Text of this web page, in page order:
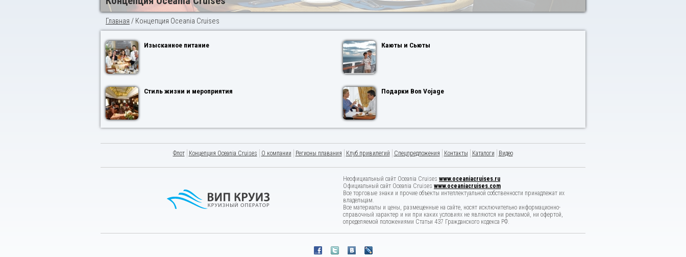
Главная / Концепция Oceania Cruises
Изысканное питание Каюты и Сьюты
Стиль жизни и мероприятия Подарки Bon Vojage
Флот Концепция Oceania Cruises О компании Регионы плавания Клуб привилегий Спецпредложения Контакты Каталоги Видео
Неофициальный сайт Oceania Cruises www.oceaniacruises.ru
Официальный сайт Oceania Cruises www.oceaniacruises.com
Все торговые знаки и прочие объекты интеллектуальной собственности принадлежат их
владельцам.
Все материалы и цены, размещенные на сайте, носят исключительно информационно-
справочный характер и ни при каких условиях не являются ни рекламой, ни офертой,
определяемой положениями Статьи 437 Гражданского кодекса РФ.